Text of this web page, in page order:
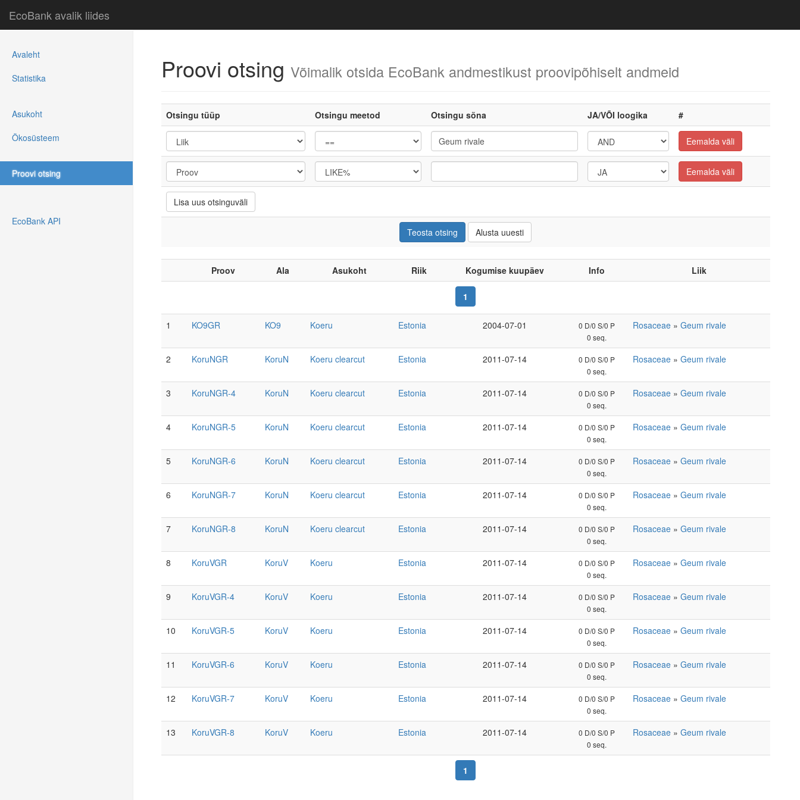
EcoBank avalik liides
Avaleht
Statistika
Asukoht
Ökosüsteem
Proovi otsing
EcoBank API
Proovi otsing Võimalik otsida EcoBank andmestikust proovipõhiselt andmeid
Otsingu tüüp Otsingu meetod Otsingu sõna JA/VÕI loogika #
Proov Ala Asukoht Riik Kogumise kuupäev Info Liik
1
1 KO9GR KO9 Koeru Estonia 2004-07-01
0 D/0 S/0 P
0 seq.
Rosaceae» Geum rivale
2 KoruNGR KoruN Koeru clearcut Estonia 2011-07-14
0 D/0 S/0 P
0 seq.
Rosaceae» Geum rivale
3 KoruNGR-4 KoruN Koeru clearcut Estonia 2011-07-14
0 D/0 S/0 P
0 seq.
Rosaceae» Geum rivale
4 KoruNGR-5 KoruN Koeru clearcut Estonia 2011-07-14
0 D/0 S/0 P
0 seq.
Rosaceae» Geum rivale
5 KoruNGR-6 KoruN Koeru clearcut Estonia 2011-07-14
0 D/0 S/0 P
0 seq.
Rosaceae» Geum rivale
6 KoruNGR-7 KoruN Koeru clearcut Estonia 2011-07-14
0 D/0 S/0 P
0 seq.
Rosaceae» Geum rivale
7 KoruNGR-8 KoruN Koeru clearcut Estonia 2011-07-14
0 D/0 S/0 P
0 seq.
Rosaceae» Geum rivale
8 KoruVGR KoruV Koeru Estonia 2011-07-14
0 D/0 S/0 P
0 seq.
Rosaceae» Geum rivale
9 KoruVGR-4 KoruV Koeru Estonia 2011-07-14
0 D/0 S/0 P
0 seq.
Rosaceae» Geum rivale
10 KoruVGR-5 KoruV Koeru Estonia 2011-07-14
0 D/0 S/0 P
0 seq.
Rosaceae» Geum rivale
11 KoruVGR-6 KoruV Koeru Estonia 2011-07-14
0 D/0 S/0 P
0 seq.
Rosaceae» Geum rivale
12 KoruVGR-7 KoruV Koeru Estonia 2011-07-14
0 D/0 S/0 P
0 seq.
Rosaceae» Geum rivale
13 KoruVGR-8 KoruV Koeru Estonia 2011-07-14
0 D/0 S/0 P
0 seq.
Rosaceae» Geum rivale
1